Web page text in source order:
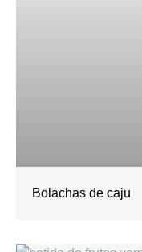
Bolachas de caju